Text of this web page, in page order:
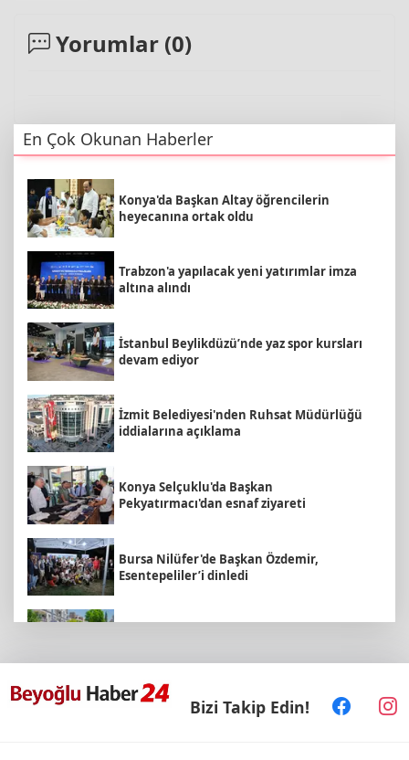
Yorumlar (0)
En Çok Okunan Haberler
Konya'da Başkan Altay öğrencilerin
heyecanına ortak oldu
Trabzon'a yapılacak yeni yatırımlar imza
altına alındı
İstanbul Beylikdüzü’nde yaz spor kursları
devam ediyor
İzmit Belediyesi'nden Ruhsat Müdürlüğü
iddialarına açıklama
Konya Selçuklu'da Başkan
Pekyatırmacı'dan esnaf ziyareti
Bursa Nilüfer'de Başkan Özdemir,
Esentepeliler’i dinledi
Sakarya Büyükşehir'den çocuklara yaz
Bizi Takip Edin!